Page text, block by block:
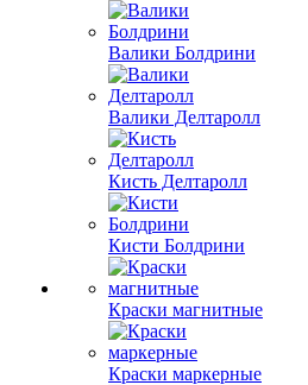
Валики Болдрини
Валики Делтаролл
Кисть Делтаролл
Кисти Болдрини
Краски магнитные
Краски маркерные